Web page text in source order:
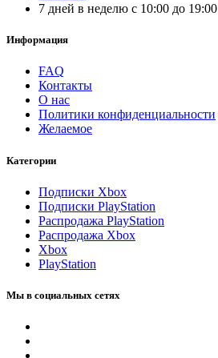
7 дней в неделю с 10:00 до 19:00
Информация
FAQ
Контакты
О нас
Политики конфиденциальности
Желаемое
Категории
Подписки Xbox
Подписки PlayStation
Распродажа PlayStation
Распродажа Xbox
Xbox
PlayStation
Мы в социальных сетях